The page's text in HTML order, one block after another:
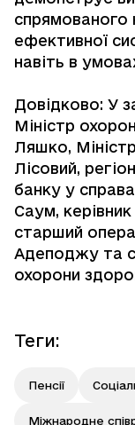
спрямованого
ефективної
навіть в
Довідково: У
Міністр
Ляшко,
Лісовий,
банку у
Саум,
старший
Адеподжу та
охорони
Теги:
Пенсії
Міжнародне